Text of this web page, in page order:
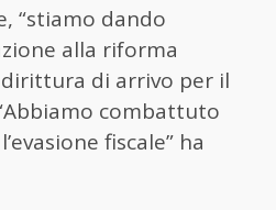
“stiamo dando
alla riforma
dirittura di arrivo per il
combattuto
fiscale” ha